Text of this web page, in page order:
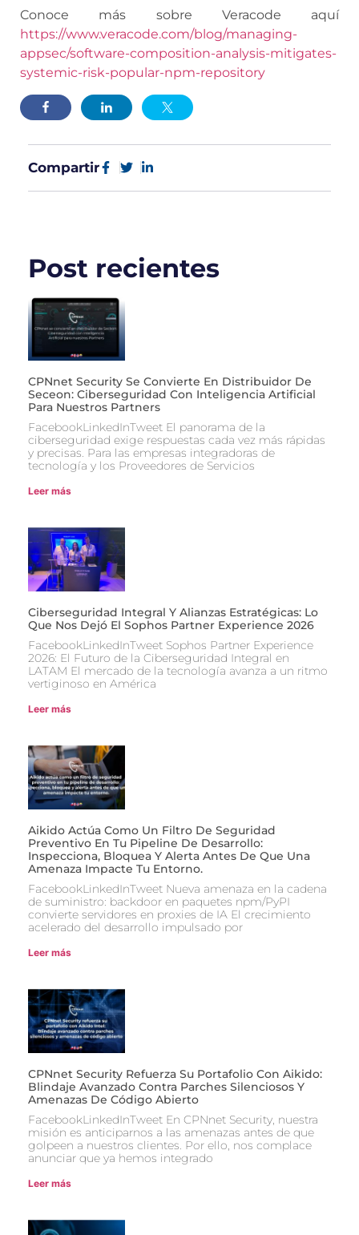
Conoce más sobre Veracode aquí
https://www.veracode.com/blog/managing-
appsec/software-composition-analysis-mitigates-
systemic-risk-popular-npm-repository
Compartir
Post recientes
CPNnet Security Se Convierte En Distribuidor De
Seceon: Ciberseguridad Con Inteligencia Artificial
Para Nuestros Partners
FacebookLinkedInTweet El panorama de la
ciberseguridad exige respuestas cada vez más rápidas
y precisas. Para las empresas integradoras de
tecnología y los Proveedores de Servicios
Leer más
Ciberseguridad Integral Y Alianzas Estratégicas: Lo
Que Nos Dejó El Sophos Partner Experience 2026
FacebookLinkedInTweet Sophos Partner Experience
2026: El Futuro de la Ciberseguridad Integral en
LATAM El mercado de la tecnología avanza a un ritmo
vertiginoso en América
Leer más
Aikido Actúa Como Un Filtro De Seguridad
Preventivo En Tu Pipeline De Desarrollo:
Inspecciona, Bloquea Y Alerta Antes De Que Una
Amenaza Impacte Tu Entorno.
FacebookLinkedInTweet Nueva amenaza en la cadena
de suministro: backdoor en paquetes npm/PyPI
convierte servidores en proxies de IA El crecimiento
acelerado del desarrollo impulsado por
Leer más
CPNnet Security Refuerza Su Portafolio Con Aikido:
Blindaje Avanzado Contra Parches Silenciosos Y
Amenazas De Código Abierto
FacebookLinkedInTweet En CPNnet Security, nuestra
misión es anticiparnos a las amenazas antes de que
golpeen a nuestros clientes. Por ello, nos complace
anunciar que ya hemos integrado
Leer más